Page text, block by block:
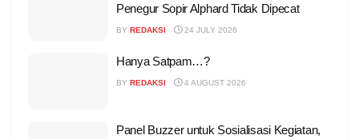
Penegur Sopir Alphard Tidak Dipecat
BY REDAKSI 24 JULY 2026
Hanya Satpam…?
BY REDAKSI 4 AUGUST 2026
Panel Buzzer untuk Sosialisasi Kegiatan,